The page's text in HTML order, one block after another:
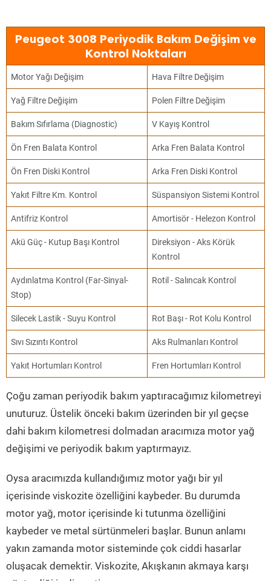
Peugeot 3008 Periyodik Bakım Değişim ve
Kontrol Noktaları
Motor Yağı Değişim Hava Filtre Değişim
Yağ Filtre Değişim Polen Filtre Değişim
Bakım Sıfırlama (Diagnostic) V Kayış Kontrol
Ön Fren Balata Kontrol Arka Fren Balata Kontrol
Ön Fren Diski Kontrol Arka Fren Diski Kontrol
Yakıt Filtre Km. Kontrol Süspansiyon Sistemi Kontrol
Antifriz Kontrol Amortisör - Helezon Kontrol
Akü Güç - Kutup Başı Kontrol
Direksiyon - Aks Körük
Kontrol
Aydınlatma Kontrol (Far-Sinyal-
Stop)
Rotil - Salıncak Kontrol
Silecek Lastik - Suyu Kontrol Rot Başı - Rot Kolu Kontrol
Sıvı Sızıntı Kontrol Aks Rulmanları Kontrol
Yakıt Hortumları Kontrol Fren Hortumları Kontrol
Çoğu zaman periyodik bakım yaptıracağımız kilometreyi
unuturuz. Üstelik önceki bakım üzerinden bir yıl geçse
dahi bakım kilometresi dolmadan aracımıza motor yağ
değişimi ve periyodik bakım yaptırmayız.
Oysa aracımızda kullandığımız motor yağı bir yıl
içerisinde viskozite özelliğini kaybeder. Bu durumda
motor yağ, motor içerisinde ki tutunma özelliğini
kaybeder ve metal sürtünmeleri başlar. Bunun anlamı
yakın zamanda motor sisteminde çok ciddi hasarlar
oluşacak demektir. Viskozite, Akışkanın akmaya karşı